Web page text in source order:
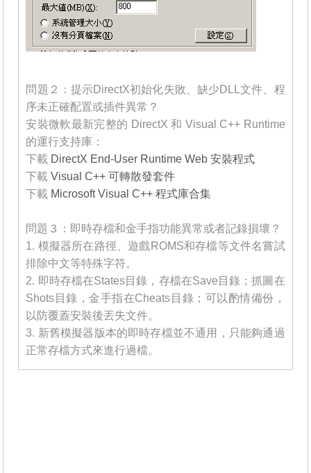
問題２：提示DirectX初始化失敗、缺少DLL文件、程
序未正確配置或插件異常？
安裝微軟最新完整的 DirectX 和 Visual C++ Runtime
的運行支持庫：
下載 DirectX End-User Runtime Web 安裝程式
下載Visual C++ 可轉散發套件
下載 Microsoft Visual C++ 程式庫合集
問題３：即時存檔和金手指功能異常或者記錄損壞？
1. 模擬器所在路徑、遊戲ROMS和存檔等文件名嘗試
排除中文等特殊字符。
2. 即時存檔在States目錄，存檔在Save目錄；抓圖在
Shots目錄，金手指在Cheats目錄；可以酌情備份，
以防覆蓋安裝後丟失文件。
3. 新舊模擬器版本的即時存檔並不通用，只能夠通過
正常存檔方式來進行過檔。